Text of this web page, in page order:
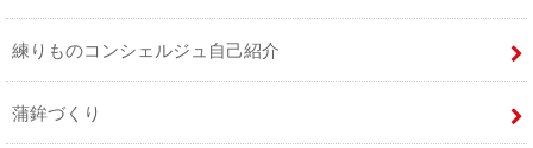
練りものコンシェルジュ自己紹介
蒲鉾づくり